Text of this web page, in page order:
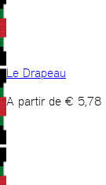
Le Drapeau
A partir de € 5,78